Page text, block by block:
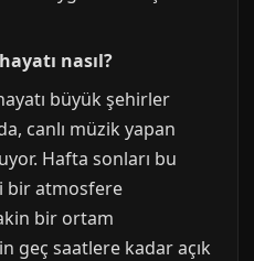
nasıl?
büyük şehirler
canlı müzik yapan
Hafta sonları bu
bir atmosfere
bir ortam
geç saatlere kadar açık